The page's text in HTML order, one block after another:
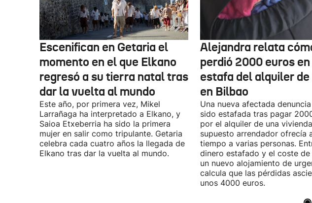
Escenifican en Getaria el
momento en el que Elkano
regresó a su tierra natal tras
dar la vuelta al mundo
Este año, por primera vez, Mikel
Larrañaga ha interpretado a Elkano, y
Saioa Etxeberria ha sido la primera
mujer en salir como tripulante. Getaria
celebra cada cuatro años la llegada de
Elkano tras dar la vuelta al mundo.
Alejandra relata
perdió 2000 euros
estafa del alquiler de
en Bilbao
Una nueva afectada
sido estafada tras pagar
por el alquiler de una
supuesto arrendador ofrecía
tiempo a varias personas.
dinero estafado y el coste
un nuevo alojamiento de
calcula que las pérdidas
unos 4000 euros.